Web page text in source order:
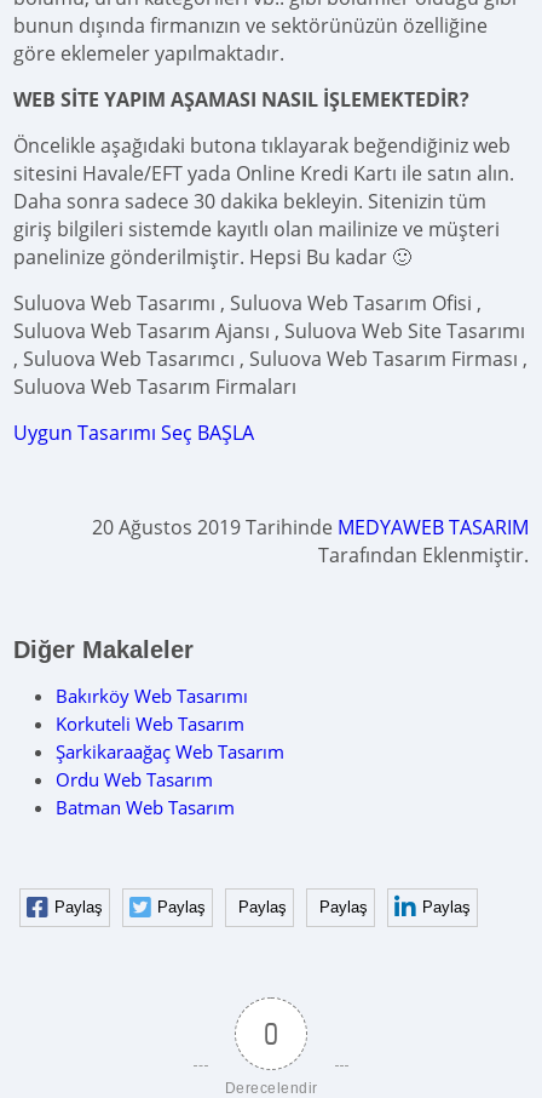
bunun dışında firmanızın ve sektörünüzün özelliğine
göre eklemeler yapılmaktadır.
WEB SİTE YAPIM AŞAMASI NASIL İŞLEMEKTEDİR?
Öncelikle aşağıdaki butona tıklayarak beğendiğiniz web
sitesini Havale/EFT yada Online Kredi Kartı ile satın alın.
Daha sonra sadece 30 dakika bekleyin. Sitenizin tüm
giriş bilgileri sistemde kayıtlı olan mailinize ve müşteri
panelinize gönderilmiştir. Hepsi Bu kadar 🙂
Suluova Web Tasarımı , Suluova Web Tasarım Ofisi ,
Suluova Web Tasarım Ajansı , Suluova Web Site Tasarımı
, Suluova Web Tasarımcı , Suluova Web Tasarım Firması ,
Suluova Web Tasarım Firmaları
Uygun Tasarımı Seç BAŞLA
20 Ağustos 2019 Tarihinde MEDYAWEB TASARIM
Tarafından Eklenmiştir.
Diğer Makaleler
Bakırköy Web Tasarımı
Korkuteli Web Tasarım
Şarkikaraağaç Web Tasarım
Ordu Web Tasarım
Batman Web Tasarım
Paylaş Paylaş Paylaş Paylaş Paylaş
0
Derecelendir